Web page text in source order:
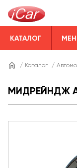
КАТАЛОГ
/ Каталог /
МИДРЕЙНДЖ